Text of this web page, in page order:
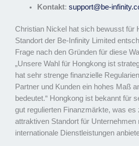
Kontakt: support@be-
Christian Nickel hat sich bewusst für
Standort der Be-Infinity Limited
Frage nach den Gründen für diese
„Unsere Wahl für Hongkong ist
hat sehr strenge finanzielle
Partner und Kunden ein hohes Maß
bedeutet.“ Hongkong ist bekannt für
gut regulierten Finanzmärkte, was es
attraktiven Standort für Unternehmen
internationale Dienstleistungen